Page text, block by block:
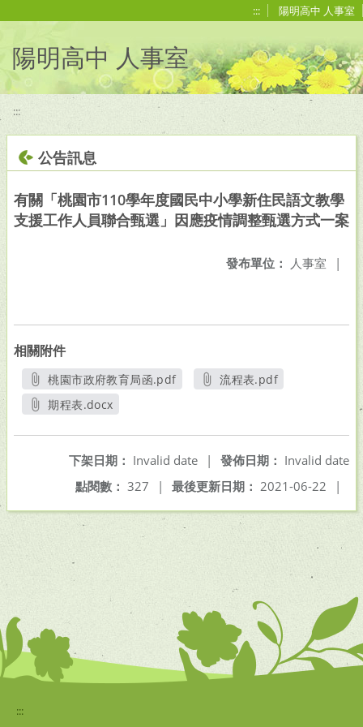
::: 陽明高中 人事室
陽明高中 人事室
:::
公告訊息
有關「桃園市110學年度國民中小學新住民語文教學
支援工作人員聯合甄選」因應疫情調整甄選方式一案
發布單位： 人事室 |
相關附件
桃園市政府教育局函.pdf
另開新視窗
流程表.pdf
期程表.docx
發佈日期： Invalid date
下架日期： Invalid date
|
最後更新日期： 2021-06-22 |
點閱數： 327 |
:::